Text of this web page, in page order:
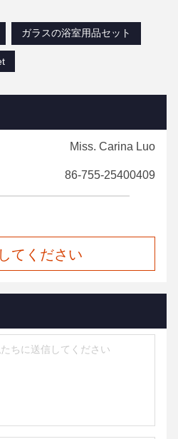
ガラスの浴室用品セット
Miss. Carina Luo
86-755-25400409
てください